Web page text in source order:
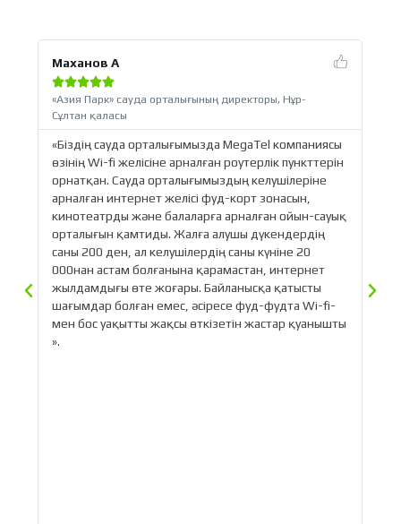
Маханов А

«Азия Парк» сауда орталығының директоры, Нұр-
Сұлтан қаласы
«Біздің сауда орталығымызда MegaTel компаниясы
өзінің Wi-fi желісіне арналған роутерлік пункттерін
орнатқан. Сауда орталығымыздың келушілеріне
арналған интернет желісі фуд-корт зонасын,
кинотеатрды және балаларға арналған ойын-сауық
орталығын қамтиды. Жалға алушы дүкендердің
саны 200 ден, ал келушілердің саны күніне 20
000нан астам болғанына қарамастан, интернет
жылдамдығы өте жоғары. Байланысқа қатысты
шағымдар болған емес, әсіресе фуд-фудта Wi-fi-
мен бос уақытты жақсы өткізетін жастар қуанышты
».